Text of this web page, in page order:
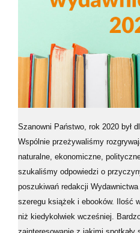
Szanowni Państwo, rok 2020 był
Wspólnie przeżywaliśmy
naturalne, ekonomiczne,
szukaliśmy odpowiedzi o
poszukiwań redakcji
szeregu książek i ebooków. Ilość
niż kiedykolwiek wcześniej.